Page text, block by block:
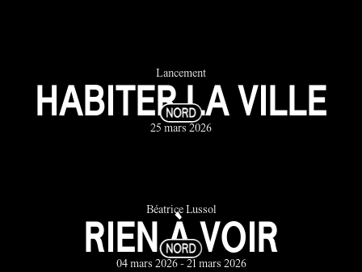
Lancement
HABITER LA VILLE
25 mars 2026
Béatrice Lussol
RIEN À VOIR
04 mars 2026 - 21 mars 2026